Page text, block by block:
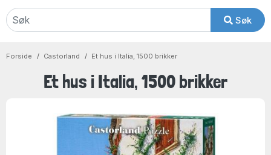
Søk
Forside Castorland Et hus i Italia, 1500 brikker
Et hus i Italia, 1500 brikker